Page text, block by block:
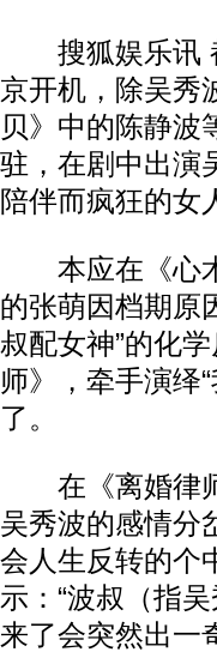
搜狐娱乐讯
京开机，除吴秀
贝》中的陈静波
驻，在剧中出演
陪伴而疯狂的女
本应在《心术
的张萌因档期原
叔配女神”的化
师》，牵手演绎
了。
在《离婚律师
吴秀波的感情分
会人生反转的个
示：“波叔（指
来了会突然出一